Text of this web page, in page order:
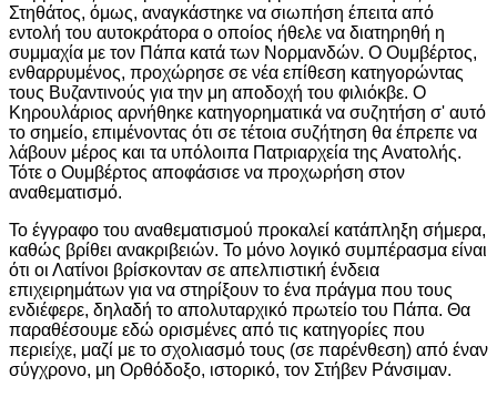
Στηθάτος, όμως, αναγκάστηκε να σιωπήση έπειτα από
εντολή του αυτοκράτορα ο οποίος ήθελε να διατηρηθή η
συμμαχία με τον Πάπα κατά των Νορμανδών. Ο Ουμβέρτος,
ενθαρρυμένος, προχώρησε σε νέα επίθεση κατηγορώντας
τους Βυζαντινούς για την μη αποδοχή του φιλιόκβε. Ο
Κηρουλάριος αρνήθηκε κατηγορηματικά να συζητήση σ' αυτό
το σημείο, επιμένοντας ότι σε τέτοια συζήτηση θα έπρεπε να
λάβουν μέρος και τα υπόλοιπα Πατριαρχεία της Ανατολής.
Τότε ο Ουμβέρτος αποφάσισε να προχωρήση στον
αναθεματισμό.
Το έγγραφο του αναθεματισμού προκαλεί κατάπληξη σήμερα,
καθώς βρίθει ανακριβειών. Το μόνο λογικό συμπέρασμα είναι
ότι οι Λατίνοι βρίσκονταν σε απελπιστική ένδεια
επιχειρημάτων για να στηρίξουν το ένα πράγμα που τους
ενδιέφερε, δηλαδή το απολυταρχικό πρωτείο του Πάπα. Θα
παραθέσουμε εδώ ορισμένες από τις κατηγορίες που
περιείχε, μαζί με το σχολιασμό τους (σε παρένθεση) από έναν
σύγχρονο, μη Ορθόδοξο, ιστορικό, τον Στήβεν Ράνσιμαν.